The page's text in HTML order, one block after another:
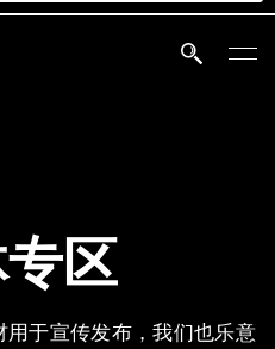
区
于宣传发布，我们也乐意